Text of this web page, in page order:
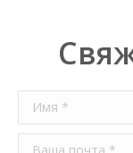
Имя *
Ваша почта *